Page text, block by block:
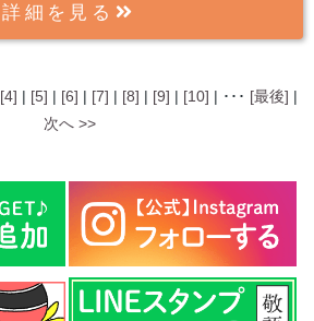
詳細を見る
[4] | [5] | [6] | [7] | [8] | [9] | [10] | ･･･ [最後] |
次へ >>